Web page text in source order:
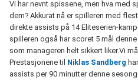
Vi har nevnt spissene, men hva med
dem? Akkurat nå er spilleren med
direkte assists på 14 Eliteserien-
spilleren også har scoret 5 mål
som manageren helt sikkert liker.Vi
Prestasjonene til Niklas Sandberg
assists per 90 minutter denne